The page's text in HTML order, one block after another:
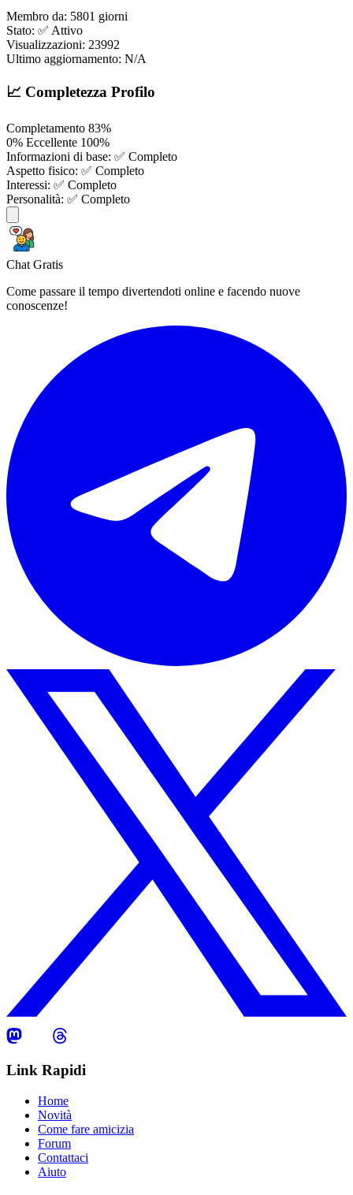
Membro da: 5801 giorni
Stato: ✅ Attivo
Visualizzazioni: 23992
Ultimo aggiornamento: N/A
📈 Completezza Profilo
Completamento 83%
0% Eccellente 100%
Informazioni di base: ✅ Completo
Aspetto fisico: ✅ Completo
Interessi: ✅ Completo
Personalità: ✅ Completo
Chat Gratis
Come passare il tempo divertendoti online e facendo nuove
conoscenze!
Link Rapidi
Home
Novità
Come fare amicizia
Forum
Contattaci
Aiuto